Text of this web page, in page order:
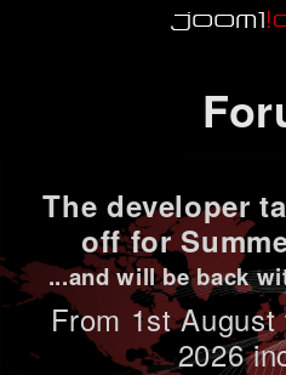
The developer
off for
...and will be back
From 1stAugust
2026